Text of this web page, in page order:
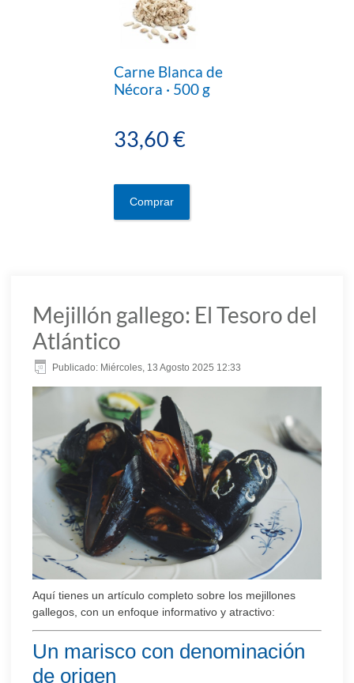
Carne Blanca de
Nécora · 500 g
33,60 €
Comprar
Mejillón gallego: El Tesoro del
Atlántico
Publicado: Miércoles, 13 Agosto 2025 12:33
Aquí tienes un artículo completo sobre los mejillones
gallegos, con un enfoque informativo y atractivo:
Un marisco con denominación
de origen